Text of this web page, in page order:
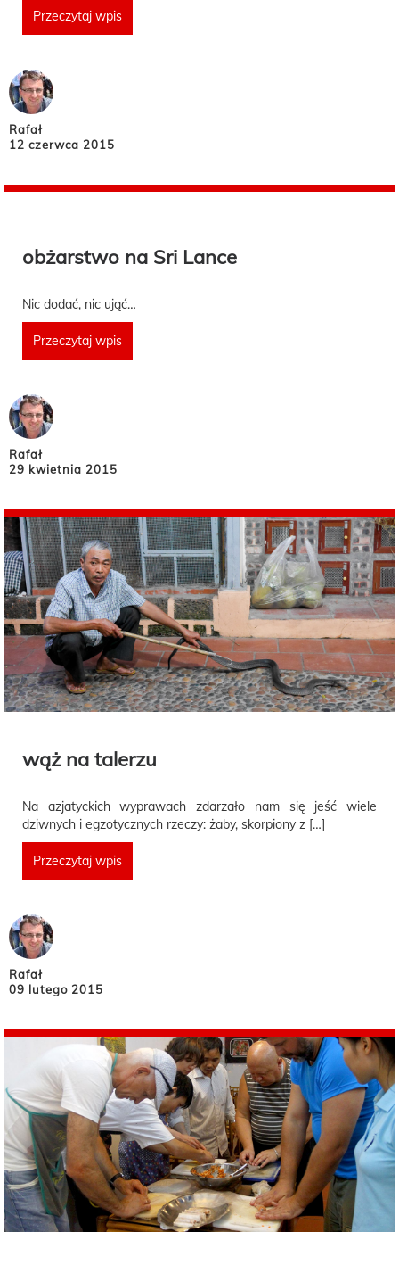
Przeczytaj wpis
Rafał
12 czerwca 2015
obżarstwo na Sri Lance
Nic dodać, nic ująć…
Przeczytaj wpis
Rafał
29 kwietnia 2015
wąż na talerzu
Na azjatyckich wyprawach zdarzało nam się jeść wiele
dziwnych i egzotycznych rzeczy: żaby, skorpiony z […]
Przeczytaj wpis
Rafał
09 lutego 2015